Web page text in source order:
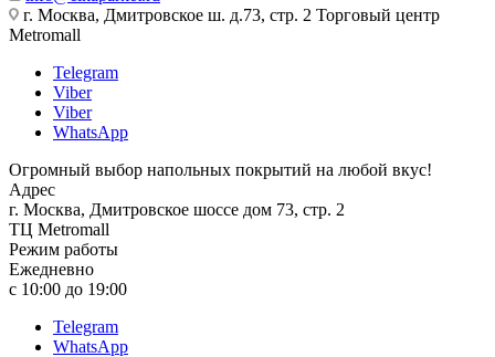
г. Москва, Дмитровское ш. д.73, стр. 2 Торговый центр
Metromall
Telegram
Viber
Viber
WhatsApp
Огромный выбор напольных покрытий на любой вкус!
Адрес
г. Москва, Дмитровское шоссе дом 73, стр. 2
ТЦ Metromall
Режим работы
Ежедневно
с 10:00 до 19:00
Telegram
WhatsApp